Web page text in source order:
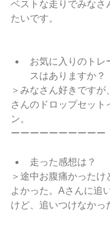
ベストな走りでみなさ
たいです。
お気に入りのトレ
スはありますか？
＞みなさん好きですが
さんのドロップセット
ン。
ーーーーーーーーーー
走った感想は？
＞途中お腹痛かったけ
よかった。Aさんに追
けど、追いつけなかっ